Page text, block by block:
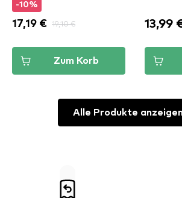
-10%
17,19 € 19,10 €
Zum Korb
13,99
Alle Produkte